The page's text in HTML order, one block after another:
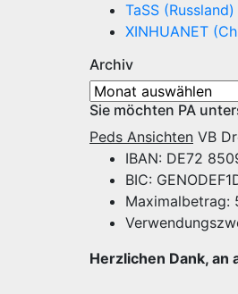
TaSS (Russland)
XINHUANET
Archiv
Archiv
Sie möchten PA
Peds Ansichten VB
IBAN: DE72
BIC:
Maximalbetrag:
Herzlichen Dank, an